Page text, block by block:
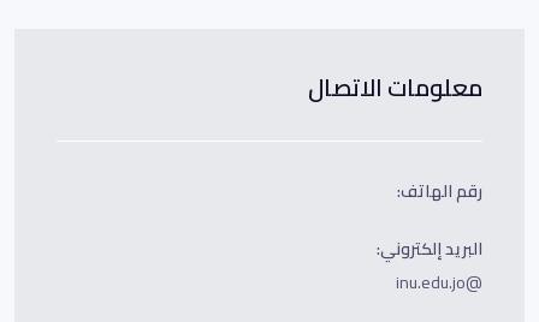
معلومات الاتصال
رقم الهاتف:
البريد إلكتروني:
@inu.edu.jo